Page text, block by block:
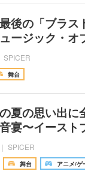
後の「ブラ
ージック・
SPICER
舞台
夏の思い出に
宴〜イースト
SPICER
舞台 アニメ/ゲ